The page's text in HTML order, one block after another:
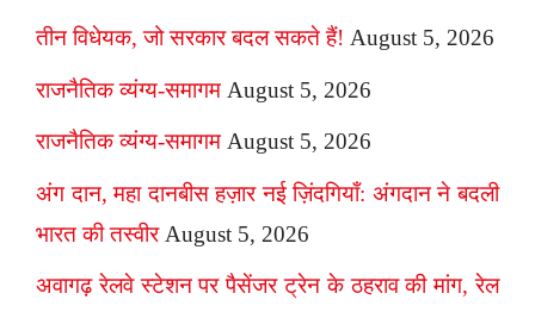
तीन विधेयक, जो सरकार बदल सकते हैं! August 5, 2026
राजनैतिक व्यंग्य-समागम August 5, 2026
राजनैतिक व्यंग्य-समागम August 5, 2026
अंग दान, महा दानबीस हज़ार नई ज़िंदगियाँ: अंगदान ने बदली
भारत की तस्वीर August 5, 2026
अवागढ़ रेलवे स्टेशन पर पैसेंजर ट्रेन के ठहराव की मांग, रेल